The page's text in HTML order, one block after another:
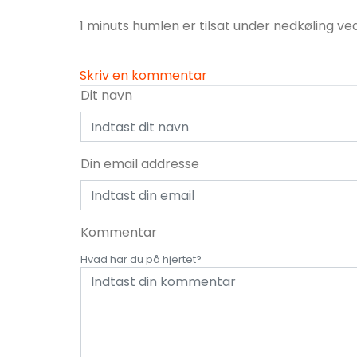
1 minuts humlen er tilsat under nedkøling
Skriv en kommentar
Dit navn
Din email addresse
Kommentar
Hvad har du på hjertet?